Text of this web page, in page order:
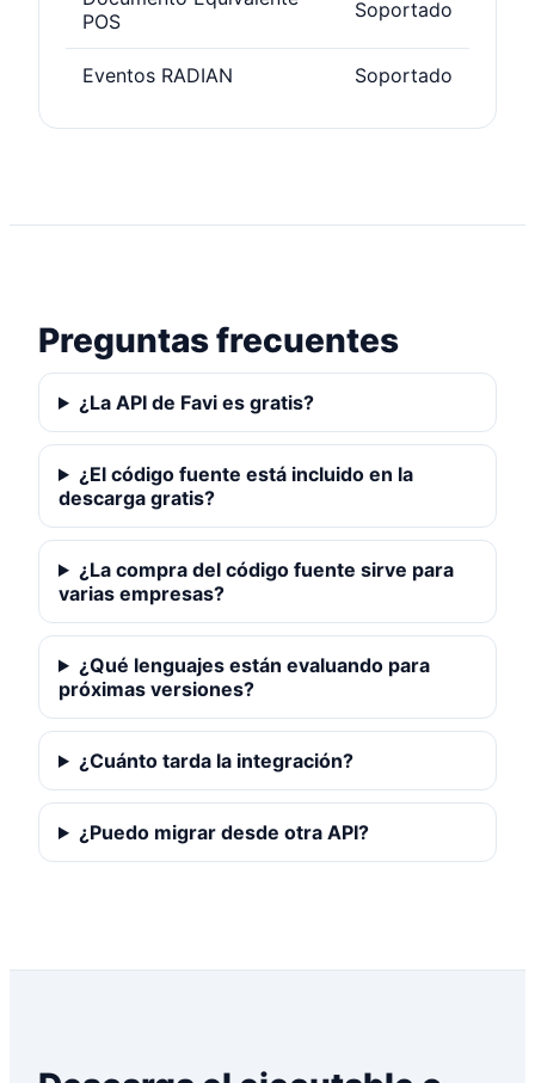
POS
Soportado
Eventos RADIAN Soportado
Preguntas frecuentes
¿La API de Favi es gratis?
¿El código fuente está incluido en la
descarga gratis?
¿La compra del código fuente sirve para
varias empresas?
¿Qué lenguajes están evaluando para
próximas versiones?
¿Cuánto tarda la integración?
¿Puedo migrar desde otra API?